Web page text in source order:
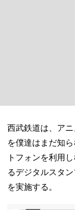
西武鉄道は、ア
を僕達はまだ知
トフォンを利用
るデジタルスタ
を実施する。